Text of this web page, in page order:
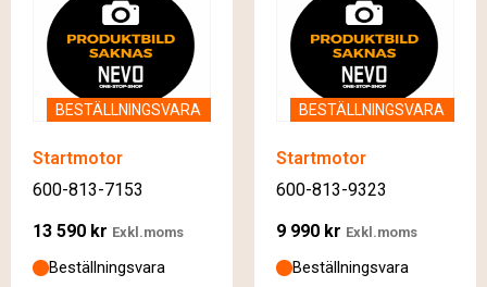
BESTÄLLNINGSVARA
Startmotor
600-813-7153
13 590 kr Exkl.moms
Beställningsvara
BESTÄLLNINGSVARA
Startmotor
600-813-9323
9 990 kr Exkl.moms
Beställningsvara